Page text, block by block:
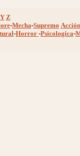
Y Z
-Mecha-Supremo Acción
-Horror -Psicologica-